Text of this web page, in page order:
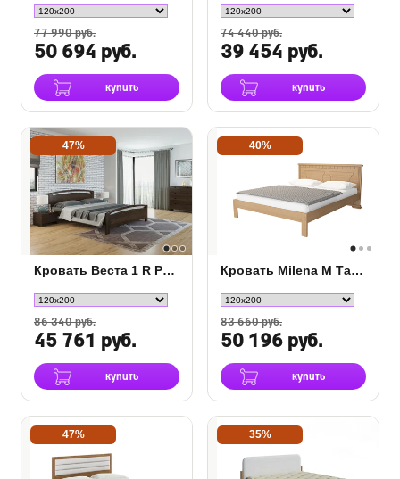
77 990 руб.
50 694 руб.
купить
74 440 руб.
39 454 руб.
купить
47%
Кровать Веста 1 R Райтон сосна
86 340 руб.
45 761 руб.
купить
40%
Кровать Milena М Тахта Сосна
83 660 руб.
50 196 руб.
купить
47% 35%